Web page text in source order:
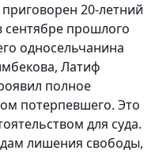
20-летний
сентябре прошлого
односельчанина
Латиф
полное
потерпевшего. Это
для суда.
лишения свободы,